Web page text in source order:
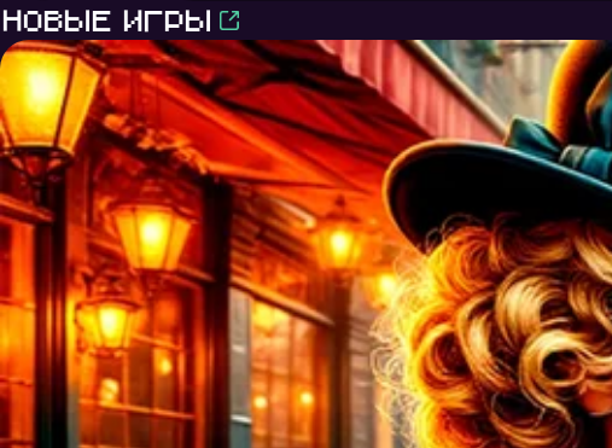
Новые игры